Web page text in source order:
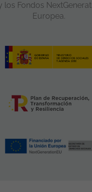
los Fondos
Europea.